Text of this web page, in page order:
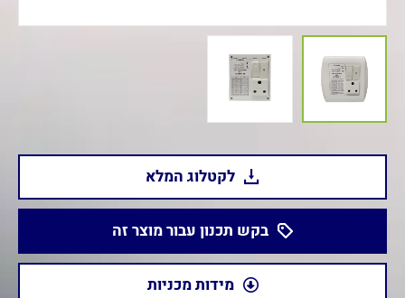
לקטלוג המלא
בקש תכנון עבור מוצר זה
מידות מכניות